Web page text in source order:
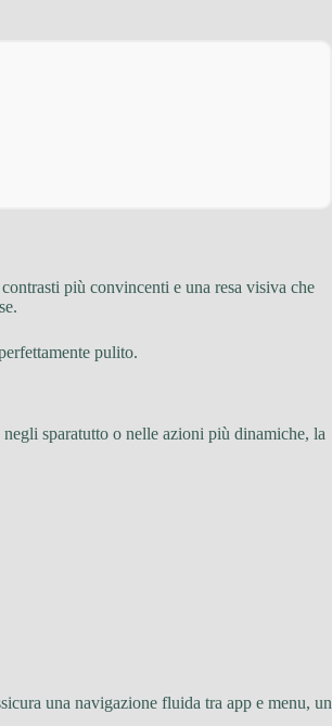
più convincenti e una resa visiva che
pulito.
sparatutto o nelle azioni più dinamiche, la
una navigazione fluida tra app e menu, un